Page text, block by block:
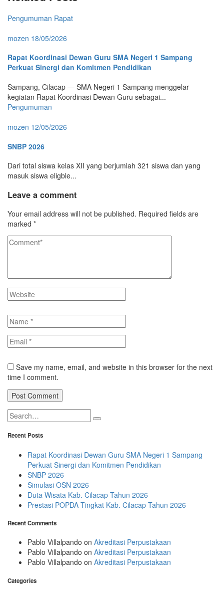
Pengumuman Rapat
mozen 18/05/2026
Rapat Koordinasi Dewan Guru SMA Negeri 1 Sampang
Perkuat Sinergi dan Komitmen Pendidikan
Sampang, Cilacap — SMA Negeri 1 Sampang menggelar
kegiatan Rapat Koordinasi Dewan Guru sebagai...
Pengumuman
mozen 12/05/2026
SNBP 2026
Dari total siswa kelas XII yang berjumlah 321 siswa dan yang
masuk siswa eligble...
Leave a comment
Your email address will not be published. Required fields are
marked *
Save my name, email, and website in this browser for the next
time I comment.
Recent Posts
Rapat Koordinasi Dewan Guru SMA Negeri 1 Sampang
Perkuat Sinergi dan Komitmen Pendidikan
SNBP 2026
Simulasi OSN 2026
Duta Wisata Kab. Cilacap Tahun 2026
Prestasi POPDA Tingkat Kab. Cilacap Tahun 2026
Recent Comments
Pablo Villalpando on Akreditasi Perpustakaan
Pablo Villalpando on Akreditasi Perpustakaan
Pablo Villalpando on Akreditasi Perpustakaan
Categories